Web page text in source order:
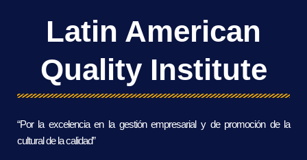
Latin American
Quality Institute
“Por la excelencia en la gestión empresarial y de promoción de la
cultural de la calidad”